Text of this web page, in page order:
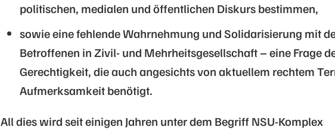
politischen, medialen und öffentlichen Diskurs bestimmen,
sowie eine fehlende Wahrnehmung und Solidarisierung mit
Betroffenen in Zivil- und Mehrheitsgesellschaft – eine Frage
Gerechtigkeit, die auch angesichts von aktuellem rechtem
Aufmerksamkeit benötigt.
All dies wird seit einigen Jahren unter dem Begriff NSU-Komplex